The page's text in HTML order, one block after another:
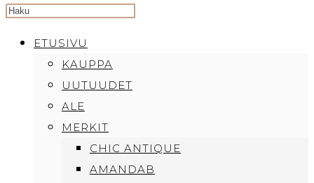
Search
websiteETUSIVU
KAUPPA
UUTUUDET
ALE
MERKIT
CHIC ANTIQUE
AMANDAB